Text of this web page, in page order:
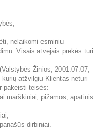
nelaikomi esminiu
Visais atvejais prekės turi
Žinios, 2001.07.07,
atžvilgiu Klientas neturi
pakeisti teisės:
marškiniai, pižamos, apatinis
dirbiniai.